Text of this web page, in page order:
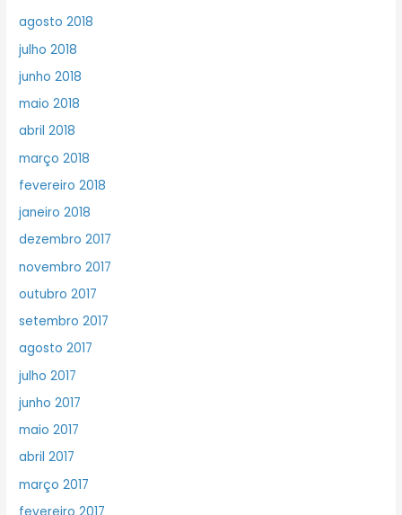
agosto 2018
julho 2018
junho 2018
maio 2018
abril 2018
março 2018
fevereiro 2018
janeiro 2018
dezembro 2017
novembro 2017
outubro 2017
setembro 2017
agosto 2017
julho 2017
junho 2017
maio 2017
abril 2017
março 2017